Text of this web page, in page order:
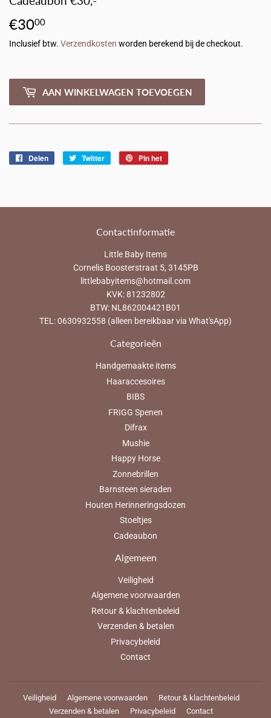
€3000
Inclusief btw. Verzendkosten worden berekend bij de checkout.
AAN WINKELWAGEN TOEVOEGEN
Delen
Delen
Twitter
TwitterenPin het
Contactinformatie
Little Baby Items
Cornelis Boosterstraat 5, 3145PB
littlebabyitems@hotmail.com
KVK: 81232802
BTW: NL862004421B01
TEL: 0630932558 (alleen bereikbaar via What'sApp)
Categorieën
Handgemaakte items
Haaraccesoires
BIBS
FRIGG Spenen
Difrax
Mushie
Happy Horse
Zonnebrillen
Barnsteen sieraden
Houten Herinneringsdozen
Stoeltjes
Cadeaubon
Algemeen
Veiligheid
Algemene voorwaarden
Retour & klachtenbeleid
Verzenden & betalen
Privacybeleid
Contact
Veiligheid Algemene voorwaarden
Retour & klachtenbeleid
Verzenden & betalen
Privacybeleid Contact